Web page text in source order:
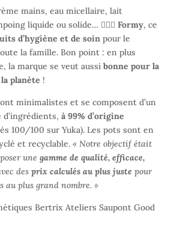
mains, eau micellaire, lait
liquide ou solide… 🧖🏻‍♀️ Formy, ce
d’hygiène et de soinpour le
la famille. Bon point : en plus
la marque se veut aussi bonne pour la
planète !
minimalistes et se composent d’un
à 99% d’origine
100/100 sur Yuka). Les pots sont en
et recyclable. « Notre objectif était
une gamme de qualité, efficace,
des prix calculés au plus juste pour
au plus grand nombre. »